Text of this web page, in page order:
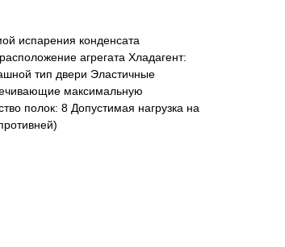
испарения конденсата
агрегата Хладагент:
тип двери Эластичные
максимальную
полок: 8 Допустимая нагрузка на